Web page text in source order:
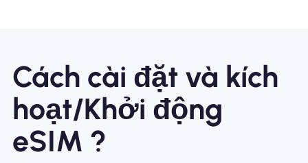
Cách cài đặt và kích
hoạt/Khởi động
eSIM ?